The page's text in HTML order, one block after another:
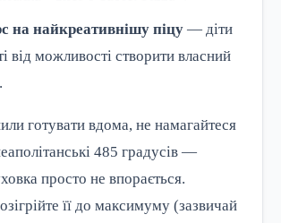
на найкреативнішу піцу — діти
від можливості створити власний
готувати вдома, не намагайтеся
485 градусів —
просто не впорається.
її до максимуму (зазвичай